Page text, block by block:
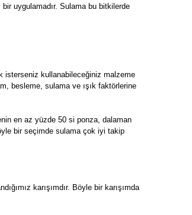
uygulamadır. Sulama bu bitkilerde
isterseniz kullanabileceğiniz malzeme
besleme, sulama ve ışık faktörlerine
en az yüzde 50 si ponza, dalaman
bir seçimde sulama çok iyi takip
karışımdır. Böyle bir karışımda